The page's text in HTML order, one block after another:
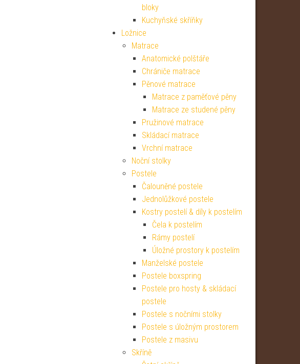
bloky
Kuchyňské skříňky
Ložnice
Matrace
Anatomické polštáře
Chrániče matrace
Pěnové matrace
Matrace z paměťové pěny
Matrace ze studené pěny
Pružinové matrace
Skládací matrace
Vrchní matrace
Noční stolky
Postele
Čalouněné postele
Jednolůžkové postele
Kostry postelí & díly k postelím
Čela k postelím
Rámy postelí
Úložné prostory k postelím
Manželské postele
Postele boxspring
Postele pro hosty & skládací
postele
Postele s nočními stolky
Postele s úložným prostorem
Postele z masivu
Skříně